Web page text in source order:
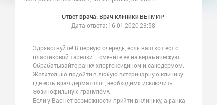
Ответ врача: Врач клиники ВЕТМИР
Дата ответа: 16.01.2020 23:58
Здравствуйте! В первую очередь, если ваш кот ест с
пластиковой тарелки – смените ее на керамическую.
Обрабатывайте ранку хлоргексидином и санодермом.
Желательно подойти в любую ветеринарную клинику
где есть врач дерматолог, необходимо исключить
Эозинофильную гранулёму.
Если у Вас нет возможности прийти в клинику, а ранка